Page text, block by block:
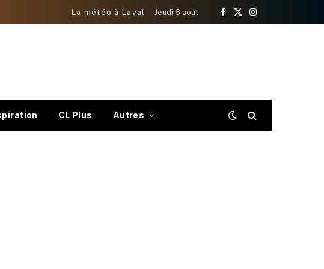
La météo à Laval Jeudi 6 août
Facebook
X
Instagram
CL Plus Autres